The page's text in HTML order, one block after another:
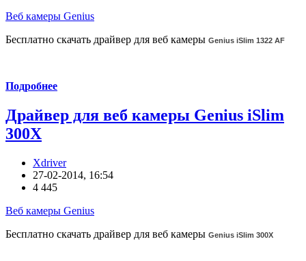
Веб камеры Genius
Бесплатно скачать драйвер для веб камеры Genius iSlim 1322 AF
Подробнее
Драйвер для веб камеры Genius iSlim
300X
Xdriver
27-02-2014, 16:54
4 445
Веб камеры Genius
Бесплатно скачать драйвер для веб камеры Genius iSlim 300X